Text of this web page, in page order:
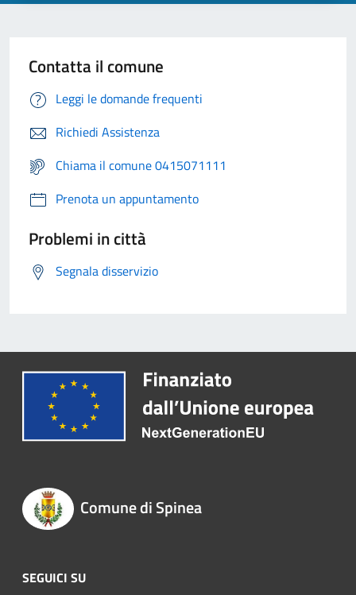
Contatta il comune
Leggi le domande frequenti
Richiedi Assistenza
Chiama il comune 0415071111
Prenota un appuntamento
Problemi in città
Segnala disservizio
Comune di Spinea
SEGUICI SU